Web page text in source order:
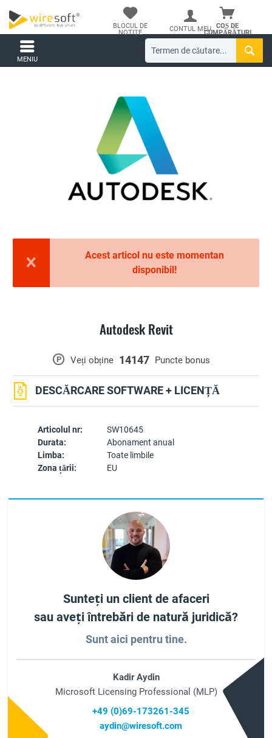
COȘ DE
CUMPĂRĂTURI
BLOCUL DE
NOTIȚE
CONTUL MEU
MENIU
Acest articol nu este momentan
disponibil!
Autodesk Revit
Articolul nr:
SW10645
Durata:
Abonament anual
Limba:
Toate limbile
Zona țării:
EU
P Veți obține 14147 Puncte bonus
DESCĂRCARE SOFTWARE + LICENȚĂ
Sunteți un client de afaceri
sau aveți întrebări de natură juridică?
Sunt aici pentru tine.
Kadir Aydin
Microsoft Licensing Professional (MLP)
+49 (0)69-173261-345
aydin@wiresoft.com